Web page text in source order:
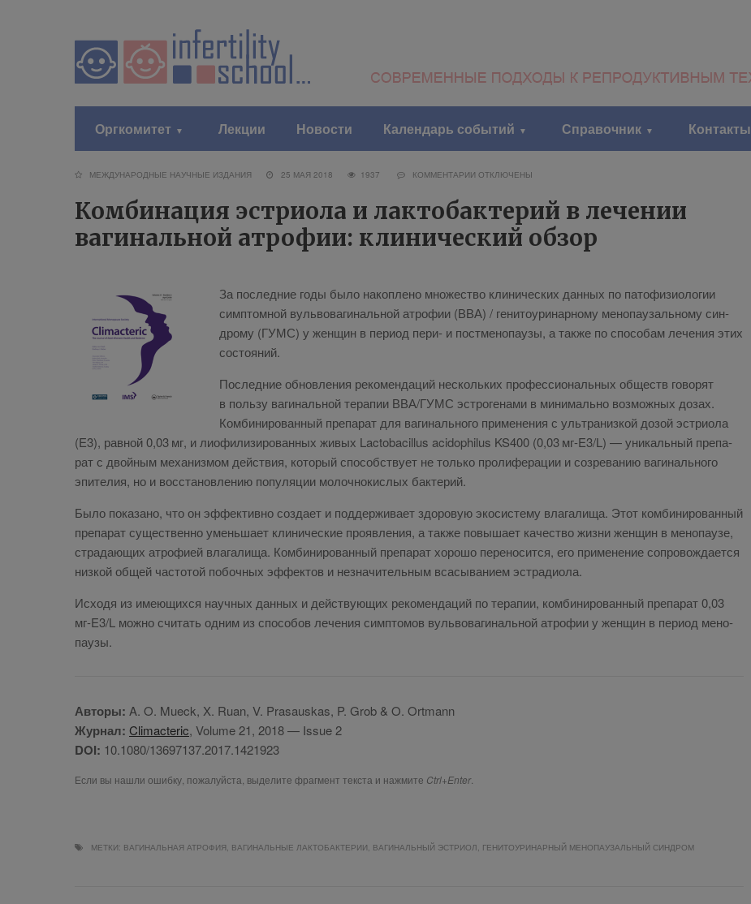
Оргкомитет Лекции Новости Календарь событий Справочник Контакты
МЕЖДУНАРОДНЫЕ НАУЧНЫЕ ИЗДАНИЯ 25 МАЯ 2018 1937 КОММЕНТАРИИ ОТКЛЮЧЕНЫ
Комбинация эстриола и лактобактерий в лечении
вагинальной атрофии: клинический обзор
За по­след­ние го­ды бы­ло на­коп­ле­но мно­же­ство кли­ни­че­ских дан­ных по па­то­фи­зио­ло­гии
симп­том­ной вуль­во­ва­ги­наль­ной атро­фии (ВВА) / ге­ни­то­ури­нар­но­му ме­но­па­у­заль­но­му син­
дро­му (ГУМС) у жен­щин в пе­ри­од пе­ри- и пост­ме­но­па­у­зы, а так­же по спо­со­бам ле­че­ния этих
со­стояний.
По­след­ние об­нов­ле­ния ре­ко­мен­да­ций несколь­ких про­фес­сио­наль­ных об­ществ го­во­рят
в поль­зу ва­ги­наль­ной те­ра­пии ВВА/ГУМС эст­ро­ге­на­ми в ми­ни­маль­но воз­мож­ных до­зах.
Ком­би­ни­ро­ван­ный пре­па­рат для ва­ги­наль­но­го при­ме­не­ния с уль­тра­низ­кой до­зой эст­ри­о­ла
(E3), рав­ной 0,03 мг, и лио­фи­ли­зи­ро­ван­ных жи­вых Lactobacillus acidophilus KS400 (0,03 мг-E3/L) — уни­каль­ный пре­па­
рат с двой­ным ме­ха­низ­мом дей­ствия, ко­то­рый спо­соб­ству­ет не толь­ко про­ли­фе­ра­ции и со­зре­ва­нию ва­ги­наль­но­го
эпи­те­лия, но и вос­ста­нов­ле­нию по­пуля­ции мо­лоч­но­кис­лых бак­терий.
Бы­ло по­ка­за­но, что он эф­фек­тив­но со­зда­ет и под­дер­жи­ва­ет здо­ро­вую эко­си­сте­му вла­га­ли­ща. Этот ком­би­ни­ро­ван­ный
пре­па­рат су­ще­ствен­но умень­ша­ет кли­ни­че­ские про­яв­ле­ния, а так­же по­вы­ша­ет ка­че­ство жиз­ни жен­щин в ме­но­па­у­зе,
стра­да­ю­щих атро­фи­ей вла­га­ли­ща. Ком­би­ни­ро­ван­ный пре­па­рат хо­ро­шо пе­ре­но­сит­ся, его при­ме­не­ние со­про­вож­да­ет­ся
низ­кой об­щей ча­сто­той по­боч­ных эф­фек­тов и незна­чи­тель­ным вса­сы­ва­ни­ем эст­ра­диола.
Ис­хо­дя из име­ю­щих­ся на­уч­ных дан­ных и дей­ству­ю­щих ре­ко­мен­да­ций по те­ра­пии, ком­би­ни­ро­ван­ный пре­па­рат 0,03
мг-E3/L мож­но счи­тать од­ним из спо­со­бов ле­че­ния симп­то­мов вуль­во­ва­ги­наль­ной атро­фии у жен­щин в пе­ри­од ме­но­
паузы.
Авторы: A. O. Mueck, X. Ruan, V. Prasauskas, P. Grob & O. Ortmann
Журнал: Climacteric, Volume 21, 2018 — Issue 2
DOI: 10.1080/13697137.2017.1421923
Если вы нашли ошибку, пожалуйста, выделите фрагмент текста и нажмите Ctrl+Enter.
МЕТКИ: ВАГИНАЛЬНАЯ АТРОФИЯ, ВАГИНАЛЬНЫЕ ЛАКТОБАКТЕРИИ, ВАГИНАЛЬНЫЙ ЭСТРИОЛ, ГЕНИТОУРИНАРНЫЙ МЕНОПАУЗАЛЬНЫЙ СИНДРОМ